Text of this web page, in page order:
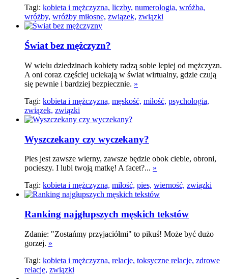
Tagi: kobieta i mężczyzna, liczby, numerologia, wróżba,
wróżby, wróżby miłosne, związek, związki
Świat bez mężczyzn?
W wielu dziedzinach kobiety radzą sobie lepiej od mężczyzn.
A oni coraz częściej uciekają w świat wirtualny, gdzie czują
się pewnie i bardziej bezpiecznie. »
Tagi: kobieta i mężczyzna, męskość, miłość, psychologia,
związek, związki
Wyszczekany czy wyczekany?
Pies jest zawsze wierny, zawsze będzie obok ciebie, obroni,
pocieszy. I lubi twoją matkę! A facet?... »
Tagi: kobieta i mężczyzna, miłość, pies, wierność, związki
Ranking najgłupszych męskich tekstów
Zdanie: "Zostańmy przyjaciółmi" to pikuś! Może być dużo
gorzej. »
Tagi: kobieta i mężczyzna, relacje, toksyczne relacje, zdrowe
relacje, związki